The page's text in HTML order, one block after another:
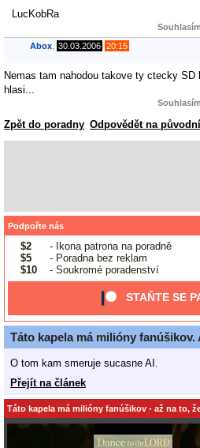
LucKobRa
Abox 30.03.2006 20:15
Nemas tam nahodou takove ty ctecky SD
hlasi...
Zpět do poradny Odpovědět na
Podpořte nás
$2
- Ikona patrona na poradně
$5
- Poradna bez reklam
$10
- Soukromé poradenství
STAŇTE SE
Táto kapela má milióny fanúšikov.
O tom kam smeruje sucasne AI.
Přejít na článek
Táto kapela má milióny fanúšikov - až na to,